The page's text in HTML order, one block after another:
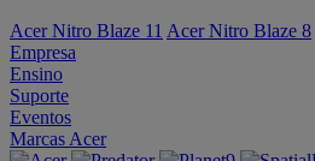
Acer Nitro Blaze 11 Acer Nitro Blaze 8
Empresa
Ensino
Suporte
Eventos
Marcas Acer